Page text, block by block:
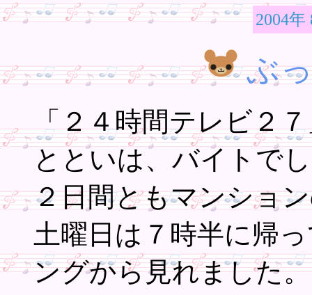
2004年
ぶ
「２４時間テレビ２
とといは、バイトで
２日間ともマンショ
土曜日は７時半に帰
ングから見れました。